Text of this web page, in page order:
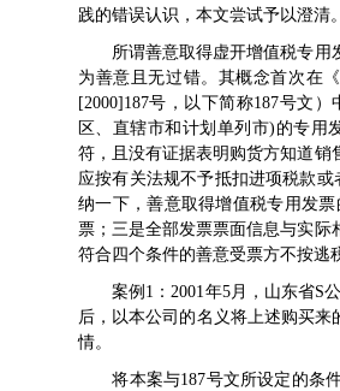
践的错误认识，本文尝试予以澄清。
所谓善意取得虚开增值税专用发
为善意且无过错。其概念首次在《
[2000]187号 ，以下简称187号文 ）
区、直辖市和计划单列市)的专用
符，且没有证据表明购货方知道销
应按有关法规不予抵扣进项税款
纳一下，善意取得增值税专用发
票；三是全部发票票面信息与实
符合四个条件的善意受票方不按逃
案例1：2001年5月，山东省S公
后，以本公司的名义将上述购买
情。
将本案与187号文所设定的条